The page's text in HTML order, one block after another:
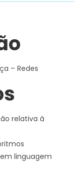
– Redes
relativa à
linguagem